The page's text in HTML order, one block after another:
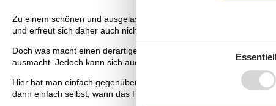
Zu einem schönen und ausgelassenen Urlaub im Erzgebirge
und erfreut sich daher auch nicht ohne Grund einer sehr großen
Doch was macht einen derartigen Bungalow im Erzgebirge so
ausmacht. Jedoch kann sich auch die Ausstattung im besonderen
Hier hat man einfach gegenüber einem klassischen Hotelzimmer
dann einfach selbst, wann das Frühstück beginnt und wann es im